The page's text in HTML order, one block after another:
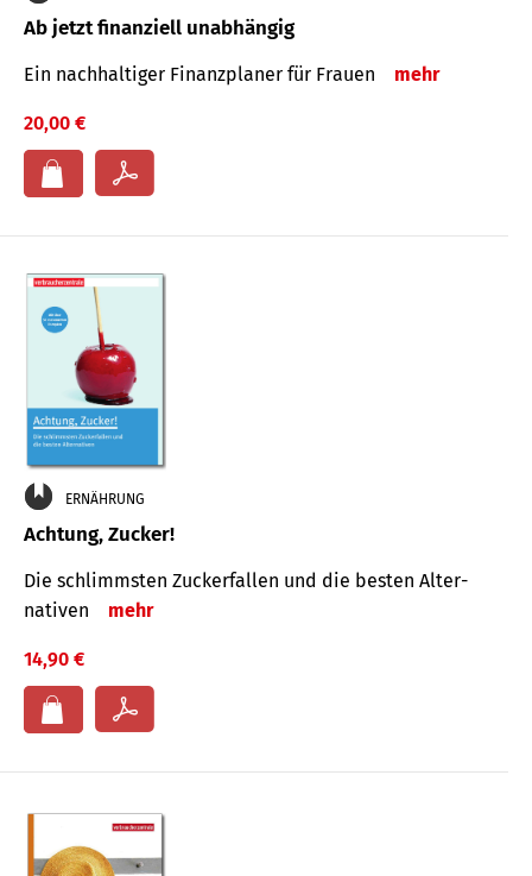
Ab jetzt finanziell unabhängig
Ein nachhaltiger Finanzplaner für Frauen mehr
20,00 €
ERNÄHRUNG
Achtung, Zucker!
Die schlimmsten Zucker­fallen und die besten Alter­
nativen
mehr
14,90 €